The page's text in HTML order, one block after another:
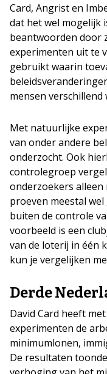
Card, Angrist en
dat het wel mogelijk
beantwoorden door
experimenten uit te
gebruikt waarin
mensen verschillend
Met natuurlijke
van onder andere
onderzocht. Ook
controlegroep
onderzoekers alleen
proeven meestal
buiten de controle
voorbeeld is een
van de loterij in één
kun je vergelijken
Derde
David Card heeft
experimenten de
minimumlonen,
De resultaten